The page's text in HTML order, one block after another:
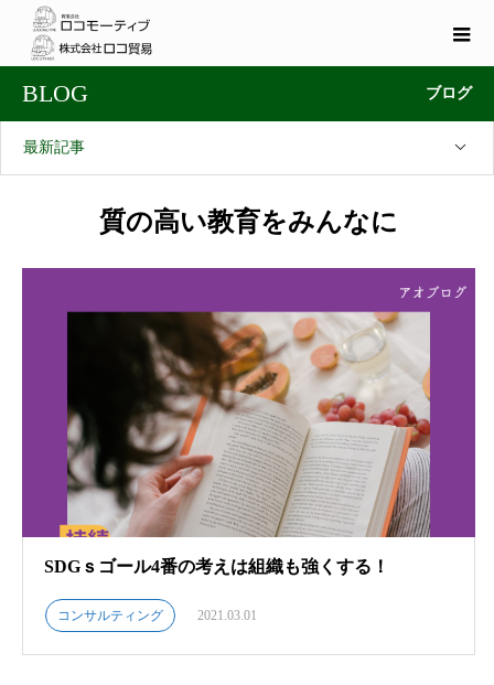
BLOG ブログ
最新記事
質の高い教育をみんなに
SDGｓゴール4番の考えは組織も強くする！
コンサルティング 2021.03.01